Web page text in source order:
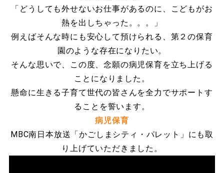
「どうしても外せないお仕事があるのに、こどもがお
熱を出しちゃった。。。」
例えばそんな時にも安心して預けられる、第２の保育
園のような存在になりたい。
そんな思いで、この度、念願の病児保育を立ち上げる
ことになりました。
懸命に生きる子育て世代の皆さんを全力でサポートす
ることを誓います。
病児保育
MBC南日本放送「かごしまシティ・パレット」にも取
り上げていただきました。